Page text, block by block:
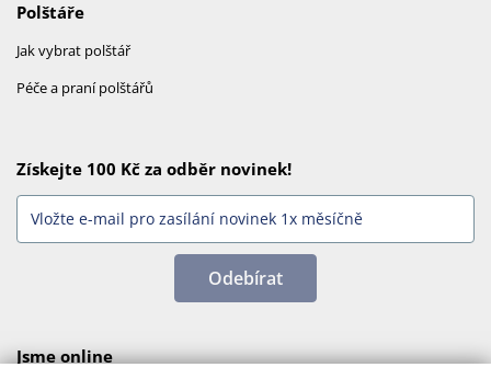
Polštáře
Jak vybrat polštář
Péče a praní polštářů
Získejte 100 Kč za odběr novinek!
Odebírat
Jsme online